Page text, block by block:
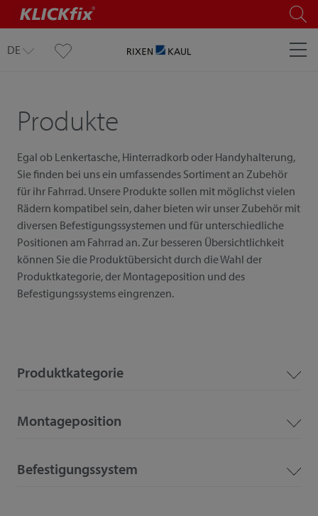
DE
Produkte
Egal ob Lenkertasche, Hinterradkorb oder Handyhalterung,
Sie finden bei uns ein umfassendes Sortiment an Zubehör
für ihr Fahrrad. Unsere Produkte sollen mit möglichst vielen
Rädern kompatibel sein, daher bieten wir unser Zubehör mit
diversen Befestigungssystemen und für unterschiedliche
Positionen am Fahrrad an. Zur besseren Übersichtlichkeit
können Sie die Produktübersicht durch die Wahl der
Produktkategorie, der Montageposition und des
Befestigungssystems eingrenzen.
Produktkategorie
Montageposition
Befestigungssystem